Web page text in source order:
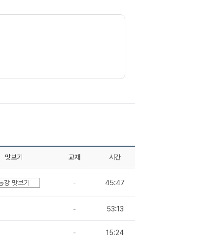
맛보기 교재 시간
강 맛보기 - 45:47
- 53:13
- 15:24